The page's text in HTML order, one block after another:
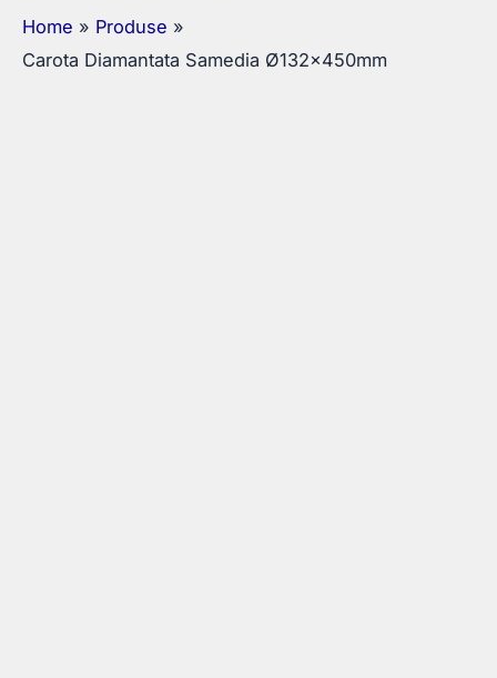
Home
Produse
Carota Diamantata Samedia Ø132x450mm